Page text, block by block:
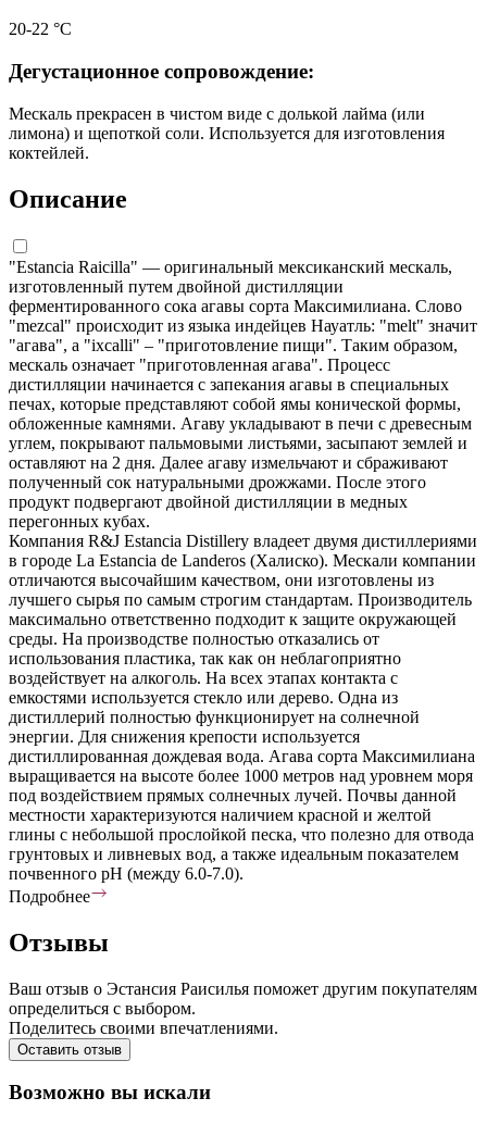
20-22 °С
Дегустационное сопровождение:
Мескаль прекрасен в чистом виде с долькой лайма (или
лимона) и щепоткой соли. Используется для изготовления
коктейлей.
Описание
"Estancia Raicilla" — оригинальный мексиканский мескаль,
изготовленный путем двойной дистилляции
ферментированного сока агавы сорта Максимилиана. Слово
"mezcal" происходит из языка индейцев Науатль: "melt" значит
"агава", а "ixcalli" – "приготовление пищи". Таким образом,
мескаль означает "приготовленная агава". Процесс
дистилляции начинается с запекания агавы в специальных
печах, которые представляют собой ямы конической формы,
обложенные камнями. Агаву укладывают в печи с древесным
углем, покрывают пальмовыми листьями, засыпают землей и
оставляют на 2 дня. Далее агаву измельчают и сбраживают
полученный сок натуральными дрожжами. После этого
продукт подвергают двойной дистилляции в медных
перегонных кубах.
Компания R&J Estancia Distillery владеет двумя дистиллериями
в городе La Estancia de Landeros (Халиско). Мескали компании
отличаются высочайшим качеством, они изготовлены из
лучшего сырья по самым строгим стандартам. Производитель
максимально ответственно подходит к защите окружающей
среды. На производстве полностью отказались от
использования пластика, так как он неблагоприятно
воздействует на алкоголь. На всех этапах контакта с
емкостями используется стекло или дерево. Одна из
дистиллерий полностью функционирует на солнечной
энергии. Для снижения крепости используется
дистиллированная дождевая вода. Агава сорта Максимилиана
выращивается на высоте более 1000 метров над уровнем моря
под воздействием прямых солнечных лучей. Почвы данной
местности характеризуются наличием красной и желтой
глины с небольшой прослойкой песка, что полезно для отвода
грунтовых и ливневых вод, а также идеальным показателем
почвенного pH (между 6.0-7.0).
Подробнее
Отзывы
Ваш отзыв о Эстансия Раисилья поможет другим покупателям
определиться с выбором.
Поделитесь своими впечатлениями.
Оставить отзыв
Возможно вы искали